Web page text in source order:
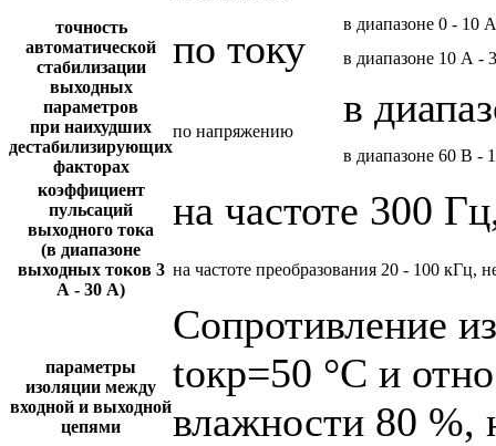
точность
автоматической
стабилизации
выходных
параметров
при наихудших
дестабилизирующих
факторах
по току
в диапазоне 0 - 10 А
в диапазоне 10 А -
по напряжению
в
в диапазоне 60 В -
коэффициент
пульсаций
выходного тока
(в диапазоне
выходных токов 3
А - 30 А)
на частоте 300
на частоте преобразования 20 - 100 кГц,
параметры
изоляции между
входной и выходной
цепями
Сопротивление
tокр=50 °С и
влажности 80 %,